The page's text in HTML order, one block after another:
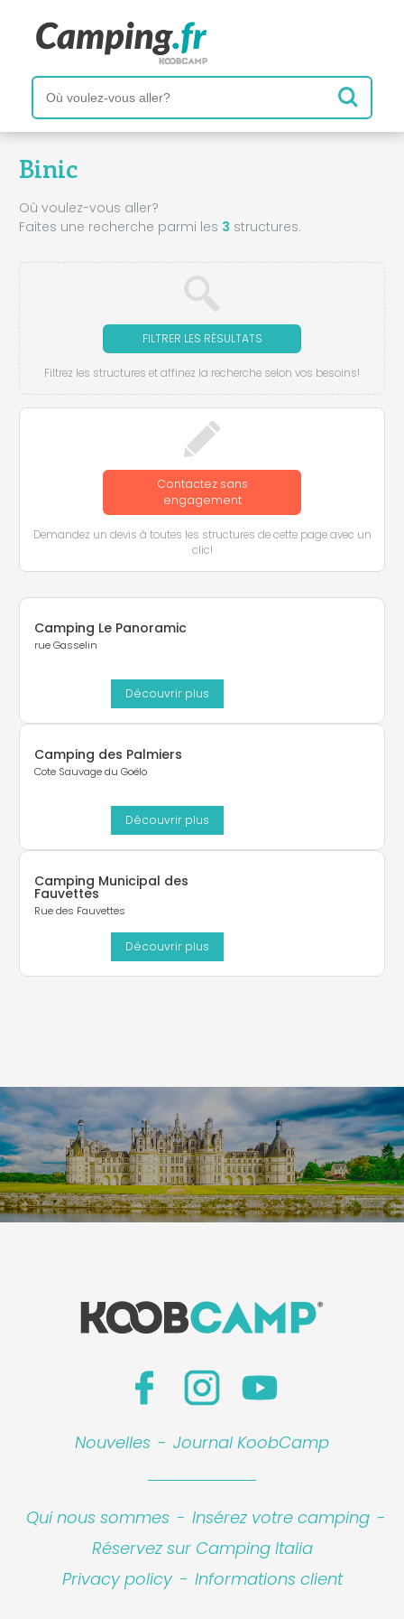
Binic
Où voulez-vous aller?
Faites une recherche parmi les 3 structures.
FILTRER LES RÉSULTATS
Filtrez les structures et affinez la recherche selon vos besoins!
Contactez sans
engagement
Demandez un devis à toutes les structures de cette page avec un
clic!
Camping Le Panoramic
rue Gasselin
Découvrir plus
Camping des Palmiers
Cote Sauvage du Goëlo
Découvrir plus
Camping Municipal des
Fauvettes
Rue des Fauvettes
Découvrir plus
Nouvelles - Journal KoobCamp
Qui nous sommes - Insérez votre camping -
Réservez sur Camping Italia
Privacy policy - Informations client